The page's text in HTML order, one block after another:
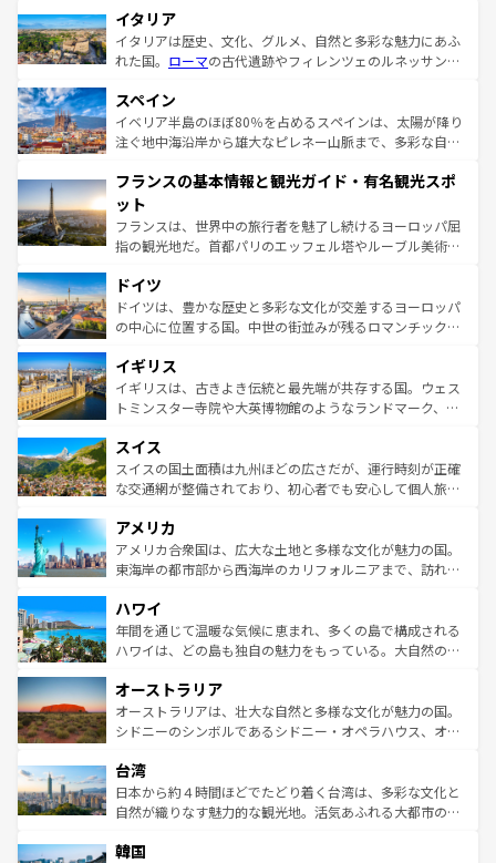
イタリア
イタリアは歴史、文化、グルメ、自然と多彩な魅力にあふ
れた国。 ローマの古代遺跡やフィレンツェのルネッサンス
ろん、トスカーナの美しい田園風景やアマルフィ海岸の絶
景など、自然景観も見逃せない。観光の合間には、本場の
ピザやパスタなど、絶品のイタリア料理を堪能することも
ませてくれるイタリアで、忘れられない旅をしてみよう！
なお、新着のイタリア情報は
しい。
スペイン
イベリア半島のほぼ80％を占めるスペインは、太陽が降り
注ぐ地中海沿岸から雄大なピレネー山脈まで、多彩な自然
文化が根付くこの国では、情熱的なフラメンコ、熱気あふ
れる闘牛、そして美味しいタパスが生活の一部となってい
る。首都マドリードの洗練された雰囲気や、バルセロナの
アートに溢れた街角から、地方では古代ローマ遺跡や中世
せる。地方によって風土や気候が異なるスペインはその個
性で訪れる人を魅了する。 なお、新着のスペイン情報は コ
ンテンツ一覧を参照してほしい。
フランスの基本情報と観光ガイド・有名観光スポ
ット
フランスは、世界中の旅行者を魅了し続けるヨーロッパ屈
指の観光地だ。首都パリのエッフェル塔やルーブル美術館
で、幅広い魅力が詰まっている。華麗な宮殿、歴史的な大
聖堂、美しいビーチ、そして豊かな自然が、訪れる者を心
から魅了する。また、フランスは美食の国としても知ら
いる。シャンパンの発祥地であるランス、プロヴァンスの
香り高いラベンダー畑など、多彩な楽しみ方が可能だ。さ
らに、パリ以外の地域にも魅力が溢れており、どの街角に
れる地方に足を運ぶとそれぞれで全く異なる文化を体験で
きるだろう。 なお、新着のフランス情報はコンテンツ一覧
を参照してほしい。
ドイツ
ドイツは、豊かな歴史と多彩な文化が交差するヨーロッパ
の中心に位置する国。中世の街並みが残るロマンチック街
顔を持つこの国は、どこを歩いても飽きることがない。ベ
ルリンの文化的活気、バイエルン州のアルプスの絶景、そ
してライン川沿いのワイン畑といった風景は必見。ビール
は、お酒好きな人にはぜひ体験してほしい。 なお、新着の
ドイツ情報はコンテンツ一覧を参照してほしい。
イギリス
イギリスは、古きよき伝統と最先端が共存する国。ウェス
トミンスター寺院や大英博物館のようなランドマーク、歴
リアごとに異なる魅力がある。また、優雅なアフタヌーン
ティー、ビール好きにはたまらない英国パブ、サッカー観
戦など、本場だからこそできる体験も豊富。イギリスを旅
ンツ一覧を参照してほしい。
スイス
スイスの国土面積は九州ほどの広さだが、運行時刻が正確
な交通網が整備されており、初心者でも安心して個人旅行
の建物がそのまま残る町や、スイスならではのユニークな
博物館もあり、アルプス観光だけでなく町歩きも満喫する
ことができる。国民の所得が高いため物価も高いが、旅行
ば市内交通費無料で観光を楽しむこともできる。 なお、新
着のスイス情報はコンテンツ一覧 を参照してほしい。
アメリカ
アメリカ合衆国は、広大な土地と多様な文化が魅力の国。
東海岸の都市部から西海岸のカリフォルニアまで、訪れる
のような巨大都市は、観光、ショッピング、エンターテイ
ンメントが詰まった刺激的なスポットだ。一方、アメリカ
西部には大自然が広がり、グランドキャニオンやイエロー
部のニューオーリンズでは、音楽と美食が融合した独特の
文化が魅力。旅行者はアメリカの各地域で異なる魅力を楽
しみながら、その多様性と豊かな歴史を感じることができ
ならではの贅沢な旅のスタイルだ。 なお、新着のアメリカ
情報はコンテンツ一覧を参照してほしい。
ハワイ
年間を通じて温暖な気候に恵まれ、多くの島で構成される
ハワイは、どの島も独自の魅力をもっている。大自然の神
ワイ島は見逃せない。また、定番の観光地といえばオアフ
島だが、静かな自然を求めるならマウイ島やカウアイ島が
おすすめ。エメラルドグリーンに輝く海をはじめ、豊かな
れるおもてなしの心で訪れる人々を迎えてくれるハワイの
人々、おいしいローカルフードやハワイアンミュージッ
ク、伝統的なフラダンスなど、すべてがハワイの魅力を彩
ワイを、存分に味わってほしい。 なお、新着のハワイ情報
オーストラリア
オーストラリアは、壮大な自然と多様な文化が魅力の国。
シドニーのシンボルであるシドニー・オペラハウス、オー
リアリーフや大陸中央部にそびえるウルル（エアーズロッ
ク）、タスマニアの美しい原生林やケアンズの熱帯雨林な
ど、見どころがたくさん。また、カフェやワイン、オージ
いる。アクティビティも充実しており、サーフィンやダイ
台湾
日本から約４時間ほどでたどり着く台湾は、多彩な文化と
自然が織りなす魅力的な観光地。活気あふれる大都市の台
ン）、静ひつな山岳地帯である台湾東部など、都市の喧騒
韓国